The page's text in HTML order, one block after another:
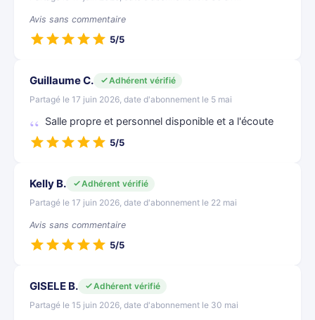
Avis sans commentaire
5/5
Guillaume C.
Adhérent vérifié
Partagé le 17 juin 2026, date d'abonnement le 5 mai
Salle propre et personnel disponible et a l'écoute
5/5
Kelly B.
Adhérent vérifié
Partagé le 17 juin 2026, date d'abonnement le 22 mai
Avis sans commentaire
5/5
GISELE B.
Adhérent vérifié
Partagé le 15 juin 2026, date d'abonnement le 30 mai